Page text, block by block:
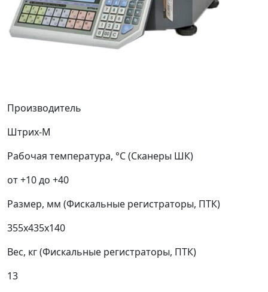
Производитель
Штрих-М
Рабочая температура, °С (Сканеры ШК)
от +10 до +40
Размер, мм (Фискальные регистраторы, ПТК)
355x435x140
Вес, кг (Фискальные регистраторы, ПТК)
13